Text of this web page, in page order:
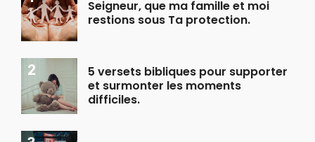
Seigneur, que ma famille et moi
restions sous Ta protection.
5 versets bibliques pour supporter
et surmonter les moments
difficiles.